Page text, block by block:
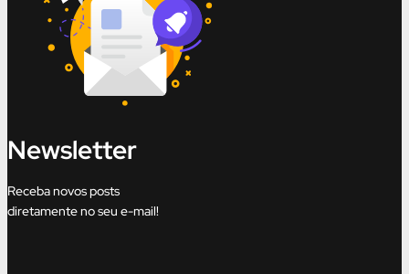
Newsletter
Receba novos posts
diretamente no seu e-mail!